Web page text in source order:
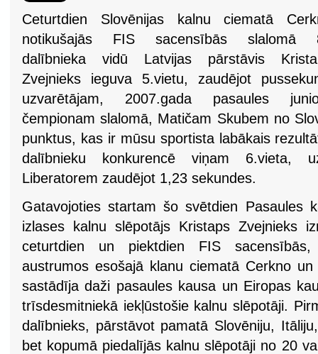
Ceturtdien Slovēnijas kalnu ciematā
notikušajās FIS sacensībās slalomā
dalībnieka vidū Latvijas pārstāvis
Zvejnieks ieguva 5.vietu, zaudējot
uzvarētājam, 2007.gada pasaules
čempionam slalomā, Matičam Skubem no
punktus, kas ir mūsu sportista labākais
dalībnieku konkurencē viņam 6.vieta,
Liberatorem zaudējot 1,23 sekundes.
Gatavojoties startam šo svētdien Pasaules
izlases kalnu slēpotājs Kristaps Zvejnieks
ceturtdien un piektdien FIS
austrumos esošajā klanu ciematā Cerkno
sastādīja daži pasaules kausa un Eiropas
trīsdesmitniekā iekļūstošie kalnu slēpotāji.
dalībnieks, pārstāvot pamatā Slovēniju,
bet kopumā piedalījās kalnu slēpotāji no 20